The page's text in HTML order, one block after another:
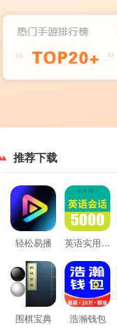
推荐下载
轻松易播 英语实用口语5000句
围棋宝典 浩瀚钱包